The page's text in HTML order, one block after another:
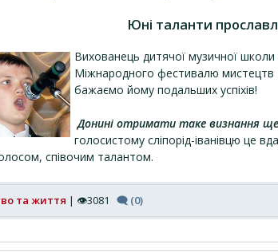
Юні таланти
Вихованець дитячої музичної
Міжнародного фестивалю мистецтв
бажаємо йому подальших успіхів!
Донині отримати таке визнання
голосистому сліпорід-іванівцю це
співочим талантом.
та життя | 👁3081 🗨 (0)